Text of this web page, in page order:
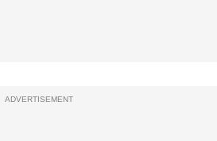
ADVERTISEMENT